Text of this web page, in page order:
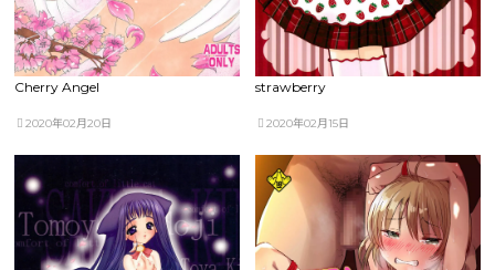
Cherry Angel
2020年02月20日
strawberry
2020年02月15日